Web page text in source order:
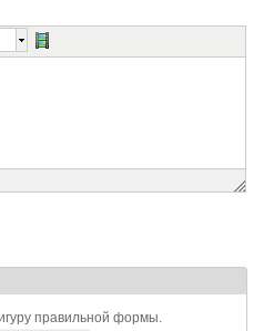
правильной формы.